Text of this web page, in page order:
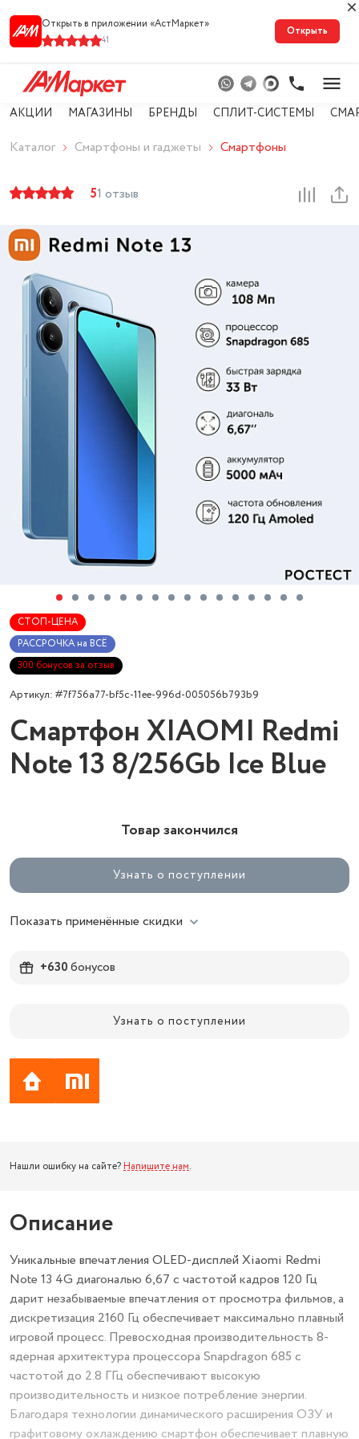
Открыть в приложении «АстМарке‪т‬»
41
Открыть
АКЦИИ МАГАЗИНЫ БРЕНДЫ СПЛИТ-СИСТЕМЫ
Каталог Смартфоны и гаджеты Смартфоны
51 отзыв
СТОП-ЦЕНА
РАССРОЧКА на ВСЁ
300 бонусов за отзыв
Артикул: #7f756a77-bf5c-11ee-996d-005056b793b9
Смартфон XIAOMI Redmi
Note 13 8/256Gb Ice Blue
Товар закончился
Узнать о поступлении
Показать применённые скидки
+630бонусов
Узнать о поступлении
Нашли ошибку на сайте? Напишите нам.
Описание
Уникальные впечатления OLED-дисплей Xiaomi Redmi
Note 13 4G диагональю 6,67 с частотой кадров 120 Гц
дарит незабываемые впечатления от просмотра фильмов, а
дискретизация 2160 Гц обеспечивает максимально плавный
игровой процесс. Превосходная производительность 8-
ядерная архитектура процессора Snapdragon 685 с
частотой до 2.8 ГГц обеспечивают высокую
производительность и низкое потребление энергии.
Благодаря технологии динамического расширения ОЗУ и
графитовому охлаждению смартфон обеспечивает плавную